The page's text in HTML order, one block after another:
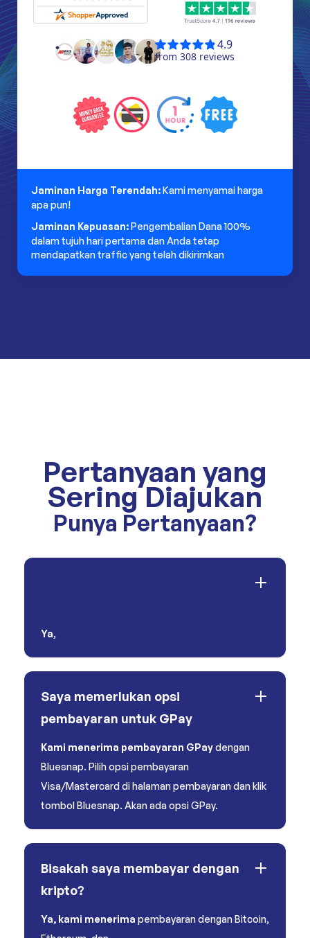
Jaminan Harga Terendah:Kami menyamai harga
apa pun!
Jaminan Kepuasan:Pengembalian Dana 100%
dalam tujuh hari pertama dan Anda tetap
mendapatkan traffic yang telah dikirimkan
Pertanyaan yang
Sering Diajukan
Punya Pertanyaan?
Ya,
Saya memerlukan opsi
pembayaran untuk GPay
Kami menerima pembayaran GPaydengan
Bluesnap. Pilih opsi pembayaran
Visa/Mastercard di halaman pembayaran dan klik
tombol Bluesnap. Akan ada opsi GPay.
Bisakah saya membayar dengan
kripto?
Ya, kami menerima pembayaran dengan Bitcoin,